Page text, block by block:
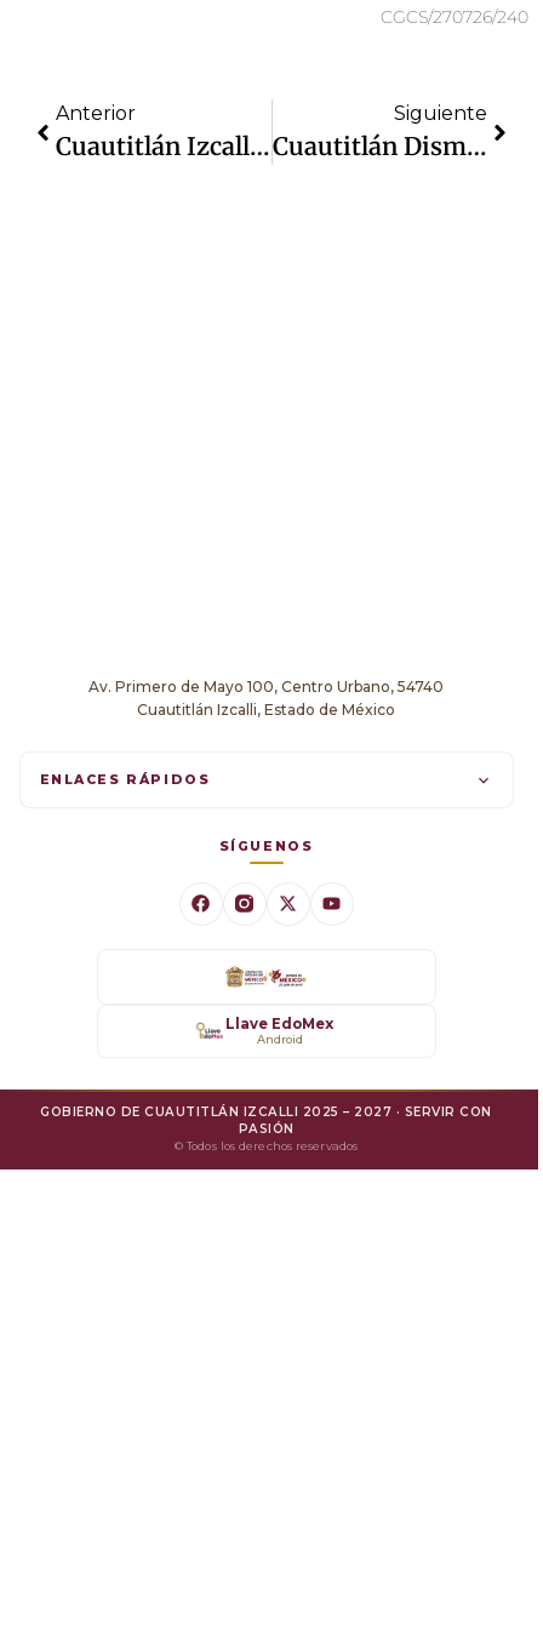
CGCS/270726/240
Anterior
Cuautitlán Izcalli Inaugura Oficialía No. 3 Del Registro Civil
Siguiente
Cuautitlán Disminuye 13% Denuncias Por Robo A Transeúnte: SESNSP
Av. Primero de Mayo 100, Centro Urbano, 54740
Cuautitlán Izcalli, Estado de México
ENLACES RÁPIDOS
Mejora Regulatoria
SÍGUENOS
Llave EdoMex
Android
GOBIERNO DE CUAUTITLÁN IZCALLI 2025 – 2027 · SERVIR CON
PASIÓN
© Todos los derechos reservados